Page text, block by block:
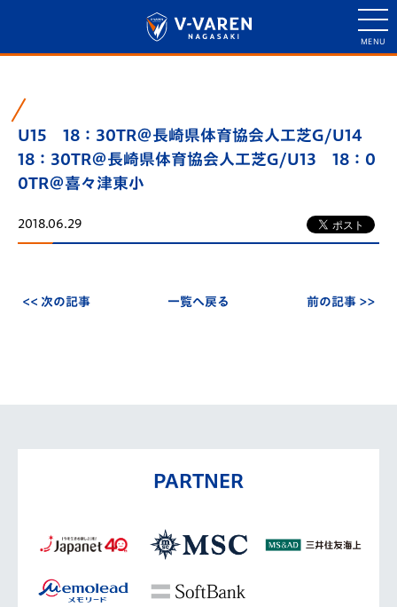
U15 18：30TR＠長崎県体育協会人工芝G/U14
18：30TR＠長崎県体育協会人工芝G/U13 18：0
0TR＠喜々津東小
2018.06.29
<< 次の記事 一覧へ戻る 前の記事 >>
PARTNER